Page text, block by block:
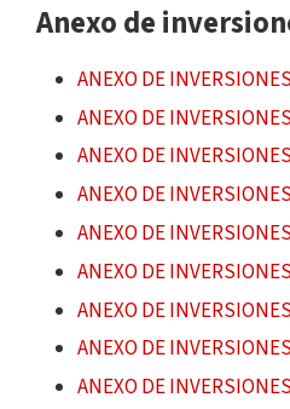
Anexo de
ANEXO DE
ANEXO DE
ANEXO DE
ANEXO DE
ANEXO DE
ANEXO DE
ANEXO DE
ANEXO DE
ANEXO DE